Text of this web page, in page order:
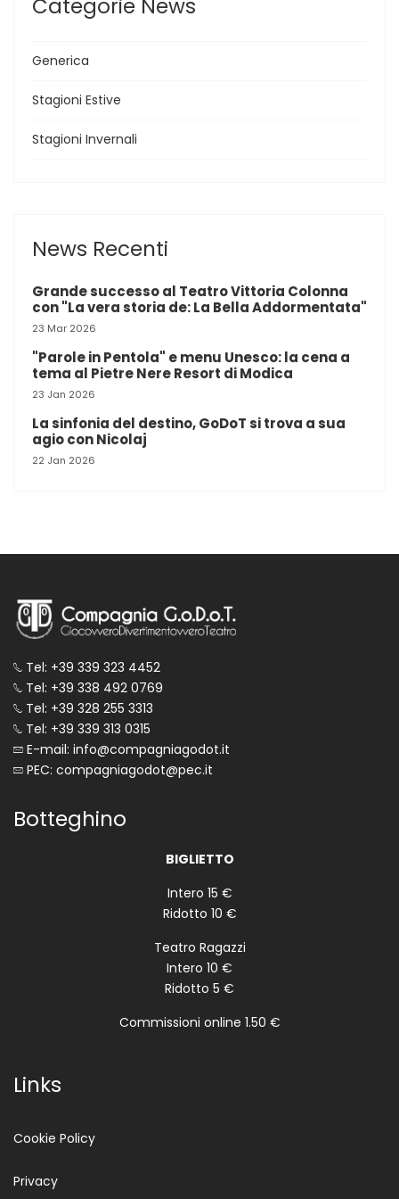
Categorie News
Generica
Stagioni Estive
Stagioni Invernali
News Recenti
Grande successo al Teatro Vittoria Colonna
con "La vera storia de: La Bella Addormentata"
23 Mar 2026
"Parole in Pentola" e menu Unesco: la cena a
tema al Pietre Nere Resort di Modica
23 Jan 2026
La sinfonia del destino, GoDoT si trova a sua
agio con Nicolaj
22 Jan 2026
Tel: +39 339 323 4452
Tel: +39 338 492 0769
Tel: +39 328 255 3313
Tel: +39 339 313 0315
E-mail: info@compagniagodot.it
PEC: compagniagodot@pec.it
Botteghino
BIGLIETTO
Intero 15 €
Ridotto 10 €
Teatro Ragazzi
Intero 10 €
Ridotto 5 €
Commissioni online 1.50 €
Links
Cookie Policy
Privacy